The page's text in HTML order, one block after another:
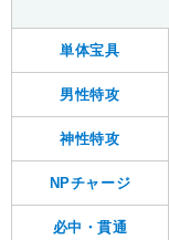
単体宝具
男性特攻
神性特攻
NPチャージ
必中・貫通